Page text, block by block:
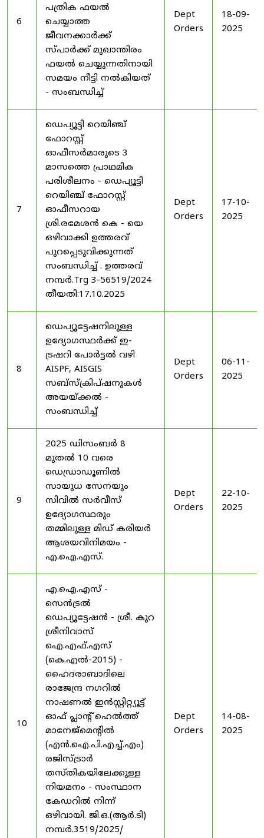
6
പത്രിക ഫയൽ
ചെയ്യാത്ത
ജീവനക്കാർക്ക്
സ്പാർക്ക് മുഖാന്തിരം
ഫയൽ ചെയ്യുന്നതിനായി
സമയം നീട്ടി നൽകിയത്
- സംബന്ധിച്ച്
Dept
Orders
18-09-
2025
7
ഡെപ്യൂട്ടി റെയിഞ്ച്
ഫോറസ്റ്റ്
ഓഫീസർമാരുടെ 3
മാസത്തെ പ്രാഥമിക
പരിശീലനം - ഡെപ്യൂട്ടി
റെയിഞ്ച് ഫോറസ്റ്റ്
ഓഫീസറായ
ശ്രി.രമേശൻ കെ - യെ
ഒഴിവാക്കി ഉത്തരവ്
പുറപ്പെടുവിക്കുന്നത്
സംബന്ധിച്ച് . ഉത്തരവ്
നമ്പർ.Trg 3-56519/2024
തീയതി:17.10.2025
Dept
Orders
17-10-
2025
8
ഡെപ്യൂട്ടേഷനിലുള്ള
ഉദ്യോഗസ്ഥർക്ക് ഇ-
ട്രഷറി പോർട്ടൽ വഴി
AISPF, AISGIS
സബ്‌സ്‌ക്രിപ്‌ഷനുകൾ
അയയ്ക്കൽ -
സംബന്ധിച്ച്
Dept
Orders
06-11-
2025
9
2025 ഡിസംബർ 8
മുതൽ 10 വരെ
ഡെഡ്രാഡൂണിൽ
സായുധ സേനയും
സിവിൽ സർവീസ്
ഉദ്യോഗസ്ഥരും
തമ്മിലുള്ള മിഡ് കരിയർ
ആശയവിനിമയം -
എ.ഐ.എസ്.
Dept
Orders
22-10-
2025
10
എ.ഐ.എസ് -
സെൻട്രൽ
ഡെപ്യൂട്ടേഷൻ - ശ്രീ. കുറ
ശ്രീനിവാസ്
ഐ.എഫ്.എസ്
(കെ.എൽ-2015) -
ഹൈദരാബാദിലെ
രാജേന്ദ്ര നഗറിൽ
നാഷണൽ ഇൻസ്റ്റിറ്റ്യൂട്ട്
ഓഫ് പ്ലാന്റ് ഹെൽത്ത്
മാനേജ്‌മെന്റിൽ
(എൻ.ഐ.പി.എച്ച്.എം)
രജിസ്ട്രാർ
തസ്തികയിലേക്കുള്ള
നിയമനം - സംസ്ഥാന
കേഡറിൽ നിന്ന്
ഒഴിവായി. ജി.ഒ.(ആർ.ടി)
നമ്പർ.3519/2025/
Dept
Orders
14-08-
2025